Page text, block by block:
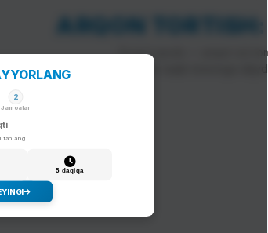
ARQON
To'g'ri javob — arqon siz
Noto'g'ri javob — arqon raqib tomonga
2
Jamoalar
tanlang
5 daqiqa